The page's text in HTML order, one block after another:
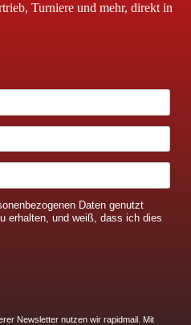
Turniere und mehr, direkt in
Daten genutzt
erhalten, und weiß, dass ich dies
Newsletter nutzen wir rapidmail. Mit